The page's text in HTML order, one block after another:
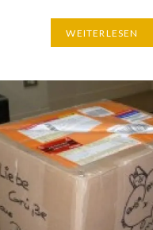
WEITERLESEN